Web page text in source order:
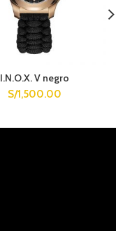
I.N.O.X. V negro
S/1,500.00